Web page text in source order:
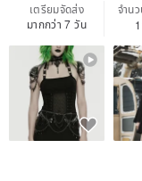
เตรียมจัดส่ง
มากกว่า 7 วัน
จำน